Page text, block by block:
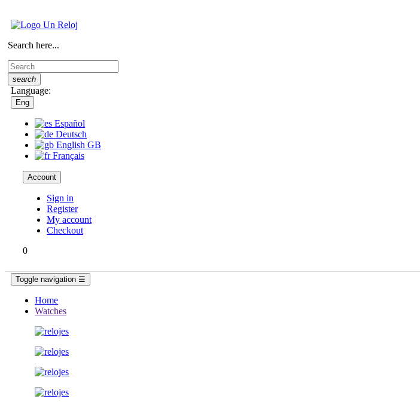
Search here...
search
Language:
Eng
Español
Deutsch
English GB
Français
Account
Sign in
Register
My account
Checkout
0
Toggle navigation ☰
Home
Watches